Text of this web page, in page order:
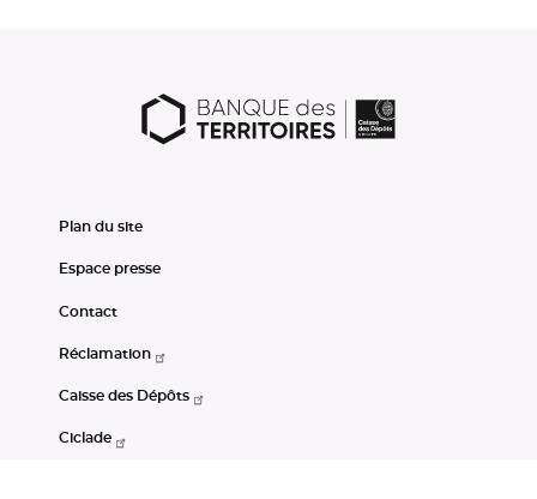
Plan du site
Espace presse
Contact
Réclamation
Caisse des Dépôts
Ciclade